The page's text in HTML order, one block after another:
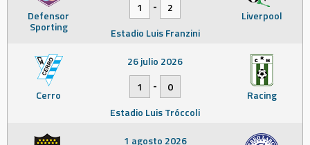
Defensor
Sporting
Liverpool
1
-
2
Estadio Luis Franzini
Cerro Racing
26 julio 2026
1
-
0
Estadio Luis Tróccoli
1 agosto 2026